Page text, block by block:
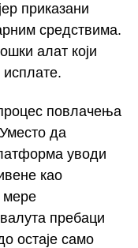
приказани
средствима.
алат који
исплате.
повлачења
да
уводи
као
мере
пребаци
остаје само